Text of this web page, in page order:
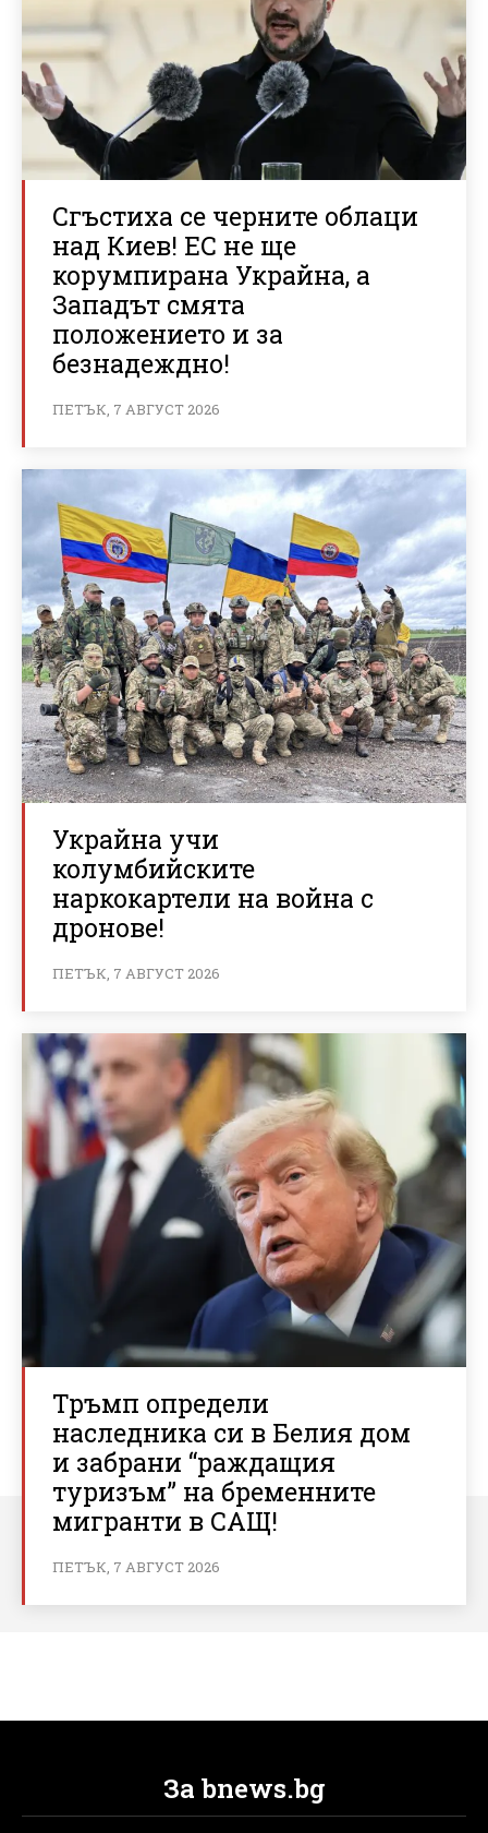
Сгъстиха се черните облаци
над Киев! ЕС не ще
корумпирана Украйна, а
Западът смята
положението и за
безнадеждно!
ПЕТЪК, 7 АВГУСТ 2026
Украйна учи
колумбийските
наркокартели на война с
дронове!
ПЕТЪК, 7 АВГУСТ 2026
Тръмп определи
наследника си в Белия дом
и забрани “раждащия
туризъм” на бременните
мигранти в САЩ!
ПЕТЪК, 7 АВГУСТ 2026
За bnews.bg